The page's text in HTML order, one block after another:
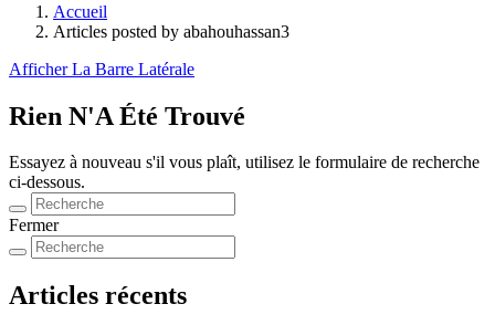
Accueil
Articles posted by abahouhassan3
Afficher La Barre Latérale
Rien N'A Été Trouvé
Essayez à nouveau s'il vous plaît, utilisez le formulaire de recherche
ci-dessous.
Fermer
Articles récents